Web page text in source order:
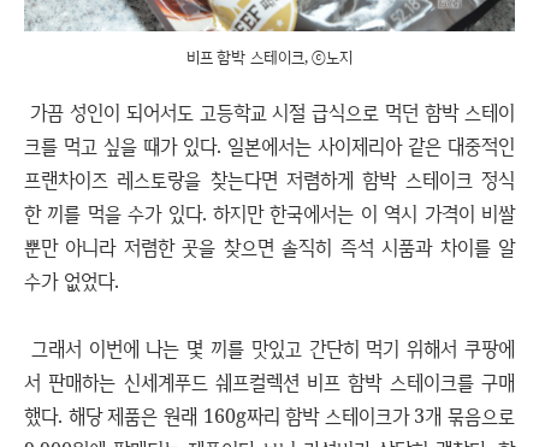
비프 함박 스테이크, ⓒ노지
가끔 성인이 되어서도 고등학교 시절 급식으로 먹던 함박 스테이
크를 먹고 싶을 때가 있다. 일본에서는 사이제리아 같은 대중적인
프랜차이즈 레스토랑을 찾는다면 저렴하게 함박 스테이크 정식
한 끼를 먹을 수가 있다. 하지만 한국에서는 이 역시 가격이 비쌀
뿐만 아니라 저렴한 곳을 찾으면 솔직히 즉석 시품과 차이를 알
수가 없었다.
그래서 이번에 나는 몇 끼를 맛있고 간단히 먹기 위해서 쿠팡에
서 판매하는 신세계푸드 쉐프컬렉션 비프 함박 스테이크를 구매
했다. 해당 제품은 원래 160g짜리 함박 스테이크가 3개 묶음으로